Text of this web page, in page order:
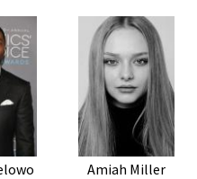
Amiah Miller